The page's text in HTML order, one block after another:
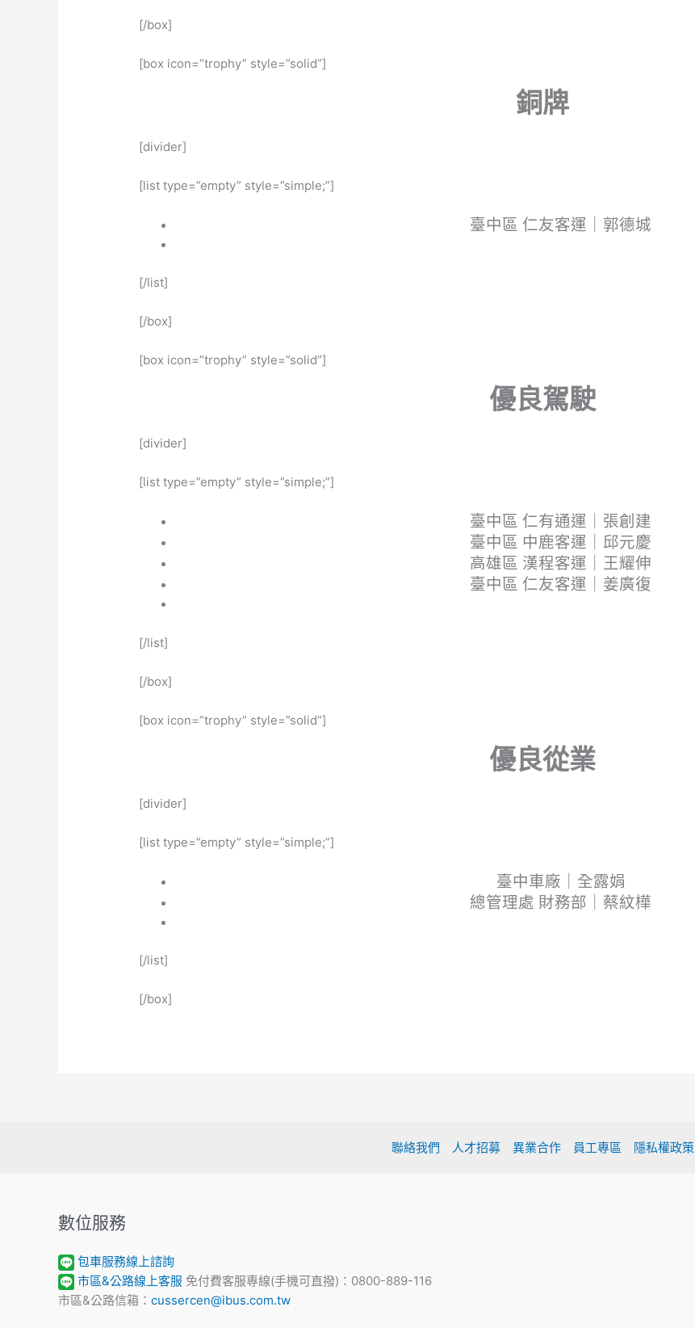
[/box]
[box icon=”trophy” style=”solid”]
銅牌
[divider]
[list type=”empty” style=”simple;”]
臺中區 仁友客運｜郭德城
[/list]
[/box]
[box icon=”trophy” style=”solid”]
優良駕駛
[divider]
[list type=”empty” style=”simple;”]
臺中區 仁有通運｜張創建
臺中區 中鹿客運｜邱元慶
高雄區 漢程客運｜王耀伸
臺中區 仁友客運｜姜廣復
[/list]
[/box]
[box icon=”trophy” style=”solid”]
優良從業
[divider]
[list type=”empty” style=”simple;”]
臺中車廠｜全露娟
總管理處 財務部｜蔡紋樺
[/list]
[/box]
聯絡我們 人才招募 異業合作 員工專區 隱私權政策
數位服務
包車服務線上諮詢
市區&公路線上客服 免付費客服專線(手機可直撥)：0800-889-116
市區&公路信箱： cussercen@ibus.com.tw